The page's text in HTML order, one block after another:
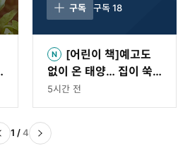
구독 구독18
[어린이 책]예고도
없이 온 태양… 집이 쑥
대밭 됐어요
5시간 전
1 /4